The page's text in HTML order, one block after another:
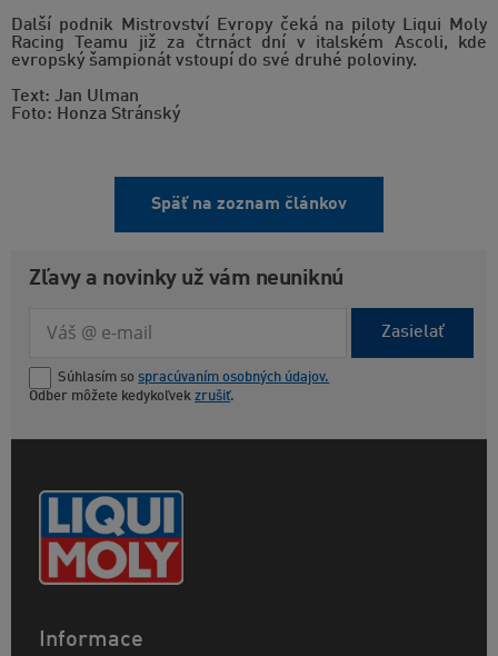
Další podnik Mistrovství Evropy čeká na piloty Liqui Moly
Racing Teamu již za čtrnáct dní v italském Ascoli, kde
evropský šampionát vstoupí do své druhé poloviny.
Text: Jan Ulman
Foto: Honza Stránský
Späť na zoznam článkov
Zľavy a novinky už vám neuniknú
Zasielať
Súhlasím so spracúvaním osobných údajov.
Odber môžete kedykoľvek zrušiť.
Informace